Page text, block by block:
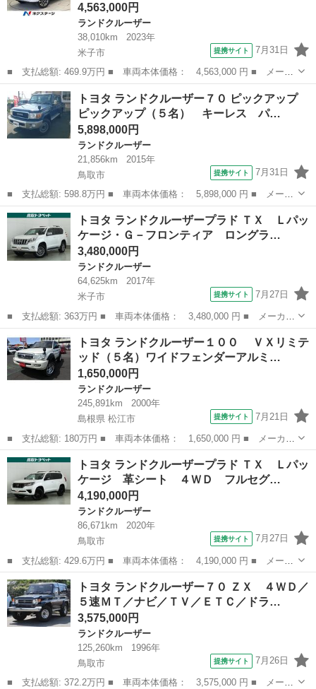
4,563,000円
ランドクルーザー
38,010km
2023年
米子市
提携サイト 7月31日
■ 支払総額: 469.9万円 ■ 車両本体価格： 4,563,000 円 ■ メーカ
ー名： トヨタ ■ 車種名： ランドクルーザープラド ■ グレード
名： ＴＸ Ｌパッケージ ４ＷＤ サンルーフ 純正９型ナビ 全
周囲カメ...
鳥取 米子市 ランドクルーザー
トヨタ ランドクルーザー７０ ピックアップ
ピックアップ（５名） キーレス パ…
5,898,000円
ランドクルーザー
21,856km
2015年
鳥取市
提携サイト 7月31日
■ 支払総額: 598.8万円 ■ 車両本体価格： 5,898,000 円 ■ メーカ
ー名： トヨタ ■ 車種名： ランドクルーザー７０ ■ グレード
名： ピックアップ ピックアップ（５名） キーレス パートタイ
ム４ＷＤ ...
鳥取 鳥取市 ランドクルーザー
トヨタ ランドクルーザープラド ＴＸ Ｌパッ
ケージ・Ｇ－フロンティア ロングラ…
3,480,000円
ランドクルーザー
64,625km
2017年
米子市
提携サイト 7月27日
■ 支払総額: 363万円 ■ 車両本体価格： 3,480,000 円 ■ メーカー
名： トヨタ ■ 車種名： ランドクルーザープラド ■ グレード
名： ＴＸ Ｌパッケージ・Ｇ－フロンティア ロングラン保証１年
（走行距離無...
鳥取 米子市 ランドクルーザー
トヨタ ランドクルーザー１００ ＶＸリミテ
ッド（５名）ワイドフェンダーアルミ…
1,650,000円
ランドクルーザー
245,891km
2000年
島根県 松江市
提携サイト 7月21日
■ 支払総額: 180万円 ■ 車両本体価格： 1,650,000 円 ■ メーカー
名： トヨタ ■ 車種名： ランドクルーザー１００ ■ グレード
名： ＶＸリミテッド（５名）ワイドフェンダーアルミブラットレ
ー１８インチ...
島根 松江市 ランドクルーザー
トヨタ ランドクルーザープラド ＴＸ Ｌパッ
ケージ 革シート ４ＷＤ フルセグ…
4,190,000円
ランドクルーザー
86,671km
2020年
鳥取市
提携サイト 7月27日
■ 支払総額: 429.6万円 ■ 車両本体価格： 4,190,000 円 ■ メーカ
ー名： トヨタ ■ 車種名： ランドクルーザープラド ■ グレード
名： ＴＸ Ｌパッケージ 革シート ４ＷＤ フルセグ メモリー
ナビ Ｄ...
鳥取 鳥取市 ランドクルーザー
トヨタ ランドクルーザー７０ ＺＸ ４ＷＤ／
５速ＭＴ／ナビ／ＴＶ／ＥＴＣ／ドラ…
3,575,000円
ランドクルーザー
125,260km
1996年
鳥取市
提携サイト 7月26日
■ 支払総額: 372.2万円 ■ 車両本体価格： 3,575,000 円 ■ メーカ